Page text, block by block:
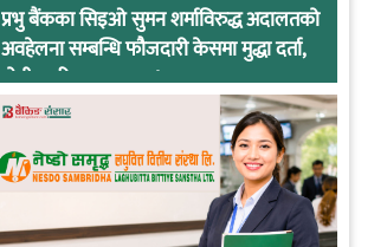
प्रभु बैंकका सिइओ सुमन शर्माविरुद्ध अदालतको
अवहेलना सम्बन्धि फौजदारी केसमा मुद्धा दर्ता,
दोषी ठहरिए जान्छ पद !